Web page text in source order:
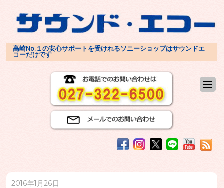
高崎No.１の安心サポートを受けれるソニーショップはサウンドエ
コーだけです
2016年1月26日